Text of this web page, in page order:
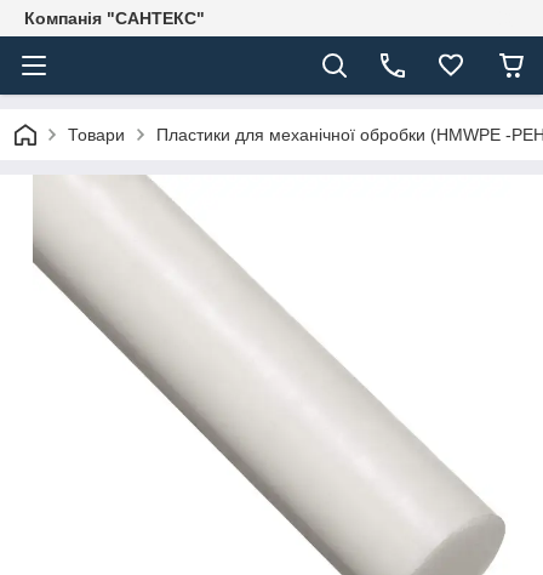
Компанія "САНТЕКС"
Товари Пластики для механічної обробки (HMWPE -